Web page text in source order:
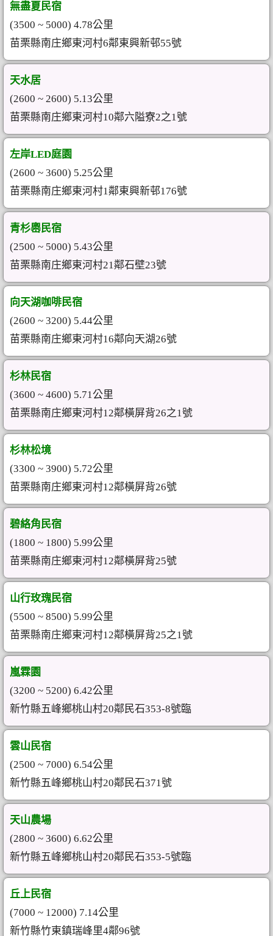
無盡夏民宿
(3500 ~ 5000) 4.78公里
苗栗縣南庄鄉東河村6鄰東興新邨55號
天水居
(2600 ~ 2600) 5.13公里
苗栗縣南庄鄉東河村10鄰六隘寮2之1號
左岸LED庭園
(2600 ~ 3600) 5.25公里
苗栗縣南庄鄉東河村1鄰東興新邨176號
青杉嶴民宿
(2500 ~ 5000) 5.43公里
苗栗縣南庄鄉東河村21鄰石壁23號
向天湖咖啡民宿
(2600 ~ 3200) 5.44公里
苗栗縣南庄鄉東河村16鄰向天湖26號
杉林民宿
(3600 ~ 4600) 5.71公里
苗栗縣南庄鄉東河村12鄰橫屏背26之1號
杉林松境
(3300 ~ 3900) 5.72公里
苗栗縣南庄鄉東河村12鄰橫屏背26號
碧絡角民宿
(1800 ~ 1800) 5.99公里
苗栗縣南庄鄉東河村12鄰橫屏背25號
山行玫瑰民宿
(5500 ~ 8500) 5.99公里
苗栗縣南庄鄉東河村12鄰橫屏背25之1號
嵐霖園
(3200 ~ 5200) 6.42公里
新竹縣五峰鄉桃山村20鄰民石353-8號臨
雲山民宿
(2500 ~ 7000) 6.54公里
新竹縣五峰鄉桃山村20鄰民石371號
天山農場
(2800 ~ 3600) 6.62公里
新竹縣五峰鄉桃山村20鄰民石353-5號臨
丘上民宿
(7000 ~ 12000) 7.14公里
新竹縣竹東鎮瑞峰里4鄰96號